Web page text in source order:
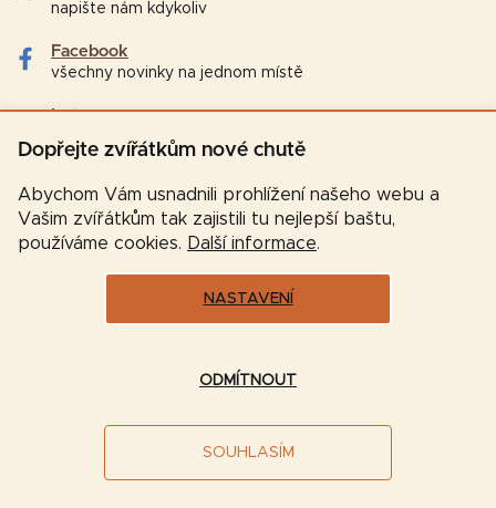
Dopřejte zvířátkům nové chutě
Abychom Vám usnadnili prohlížení našeho webu a
Vašim zvířátkům tak zajistili tu nejlepší baštu,
používáme cookies. Další informace.
SOUHLASÍM
NASTAVENÍ
ODMÍTNOUT
napište nám kdykoliv
Facebook
všechny novinky na jednom místě
Instagram
tipy a zajímavosti pro chovatele
Vytvořil Shoptet
Upravit nastavení cookies